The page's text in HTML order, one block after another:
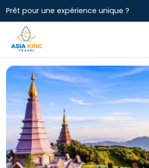
Prêt pour une expérience unique ?